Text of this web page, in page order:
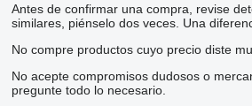
Antes de confirmar una compra, revise
similares, piénselo dos veces. Una
No compre productos cuyo precio diste
No acepte compromisos dudosos o
pregunte todo lo necesario.